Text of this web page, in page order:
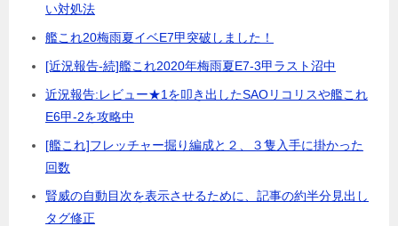
い対処法
艦これ20梅雨夏イベE7甲突破しました！
[近況報告-続]艦これ2020年梅雨夏E7-3甲ラスト沼中
近況報告:レビュー★1を叩き出したSAOリコリスや艦これ
E6甲-2を攻略中
[艦これ]フレッチャー掘り編成と２、３隻入手に掛かった
回数
賢威の自動目次を表示させるために、記事の約半分見出し
タグ修正